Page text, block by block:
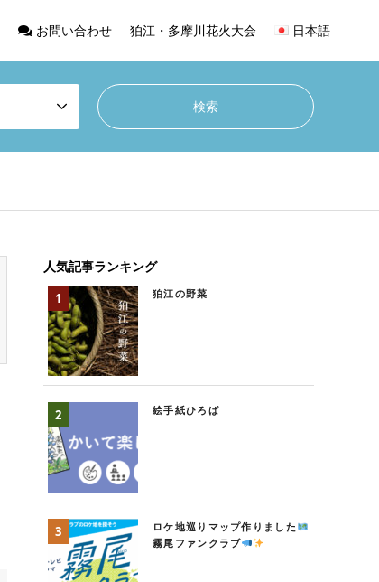
お問い合わせ 狛江・多摩川花火大会 日本語
人気記事ランキング
狛江の野菜
絵手紙ひろば
ロケ地巡りマップ作りました
霧尾ファンクラブ